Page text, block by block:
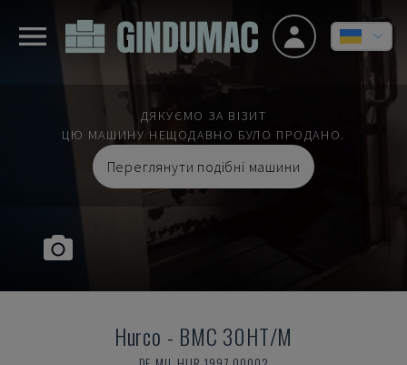
ДЯКУЄМО ЗА ВІЗИТ
ЦЮ МАШИНУ НЕЩОДАВНО БУЛО ПРОДАНО.
Переглянути подібні машини
Hurco - BMC 30HT/M